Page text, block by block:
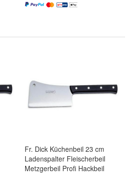
Fr. Dick Küchenbeil 23 cm
Ladenspalter Fleischerbeil
Metzgerbeil Profi Hackbeil